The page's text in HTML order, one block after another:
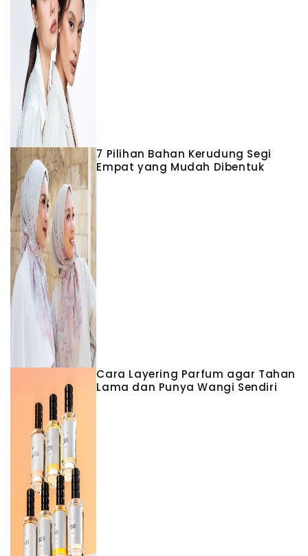
7 Pilihan Bahan Kerudung Segi
Empat yang Mudah Dibentuk
Cara Layering Parfum agar Tahan
Lama dan Punya Wangi Sendiri